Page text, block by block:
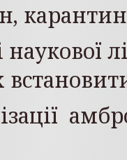
наукової